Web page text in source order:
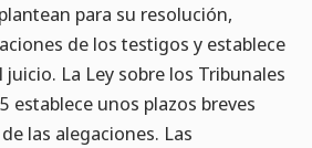
para su resolución,
de los testigos y establece
La Ley sobre los Tribunales
establece unos plazos breves
las alegaciones. Las